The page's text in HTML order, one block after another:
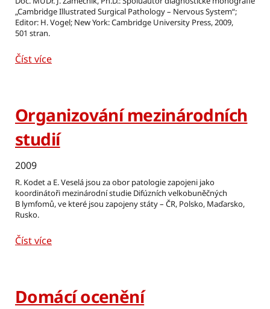
„Cambridge Illustrated Surgical Pathology – Nervous System“;
Editor: H. Vogel; New York: Cambridge University Press, 2009,
501 stran.
Číst více
Organizování mezinárodních
studií
2009
R. Kodet a E. Veselá jsou za obor patologie zapojeni jako
koordinátoři mezinárodní studie Difúzních velkobuněčných
B lymfomů, ve které jsou zapojeny státy – ČR, Polsko, Maďarsko,
Rusko.
Číst více
Domácí ocenění